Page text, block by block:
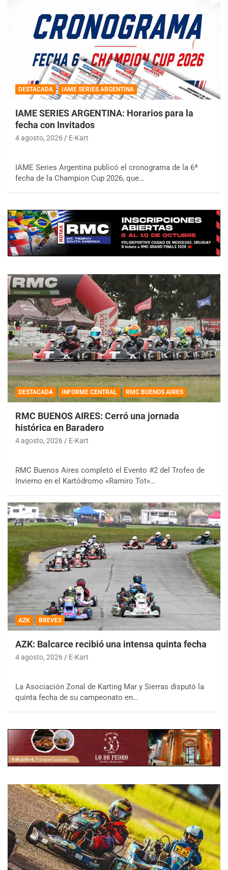
DESTACADA IAME SERIES ARGENTINA
IAME SERIES ARGENTINA: Horarios para la
fecha con Invitados
4 agosto, 2026 E-Kart
IAME Series Argentina publicó el cronograma de la 6ª
fecha de la Champion Cup 2026, que…
DESTACADA INFORME CENTRAL RMC BUENOS AIRES
RMC BUENOS AIRES: Cerró una jornada
histórica en Baradero
4 agosto, 2026 E-Kart
RMC Buenos Aires completó el Evento #2 del Trofeo de
Invierno en el Kartódromo «Ramiro Tot»…
AZK BREVES
AZK: Balcarce recibió una intensa quinta fecha
4 agosto, 2026 E-Kart
La Asociación Zonal de Karting Mar y Sierras disputó la
quinta fecha de su campeonato en…